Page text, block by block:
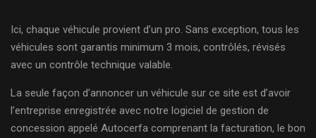
Ici, chaque véhicule provient d’un pro. Sans exception, tous les
véhicules sont garantis minimum 3 mois, contrôlés, révisés
avec un contrôle technique valable.
La seule façon d’annoncer un véhicule sur ce site est d’avoir
l’entreprise enregistrée avec notre logiciel de gestion de
concession appelé Autocerfa comprenant la facturation, le bon